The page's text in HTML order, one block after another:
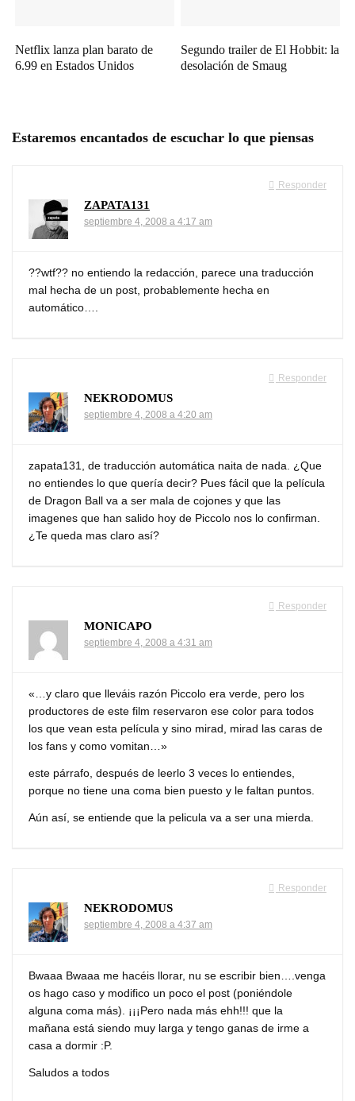
Netflix lanza plan barato de
6.99 en Estados Unidos
Segundo trailer de El Hobbit: la
desolación de Smaug
Estaremos encantados de escuchar lo que piensas
Responder
ZAPATA131
septiembre 4, 2008 a 4:17 am
??wtf?? no entiendo la redacción, parece una traducción
mal hecha de un post, probablemente hecha en
automático….
Responder
NEKRODOMUS
septiembre 4, 2008 a 4:20 am
zapata131, de traducción automática naita de nada. ¿Que
no entiendes lo que quería decir? Pues fácil que la película
de Dragon Ball va a ser mala de cojones y que las
imagenes que han salido hoy de Piccolo nos lo confirman.
¿Te queda mas claro así?
Responder
MONICAPO
septiembre 4, 2008 a 4:31 am
«…y claro que lleváis razón Piccolo era verde, pero los
productores de este film reservaron ese color para todos
los que vean esta película y sino mirad, mirad las caras de
los fans y como vomitan…»
este párrafo, después de leerlo 3 veces lo entiendes,
porque no tiene una coma bien puesto y le faltan puntos.
Aún así, se entiende que la pelicula va a ser una mierda.
Responder
NEKRODOMUS
septiembre 4, 2008 a 4:37 am
Bwaaa Bwaaa me hacéis llorar, nu se escribir bien….venga
os hago caso y modifico un poco el post (poniéndole
alguna coma más). ¡¡¡Pero nada más ehh!!! que la
mañana está siendo muy larga y tengo ganas de irme a
casa a dormir :P.
Saludos a todos